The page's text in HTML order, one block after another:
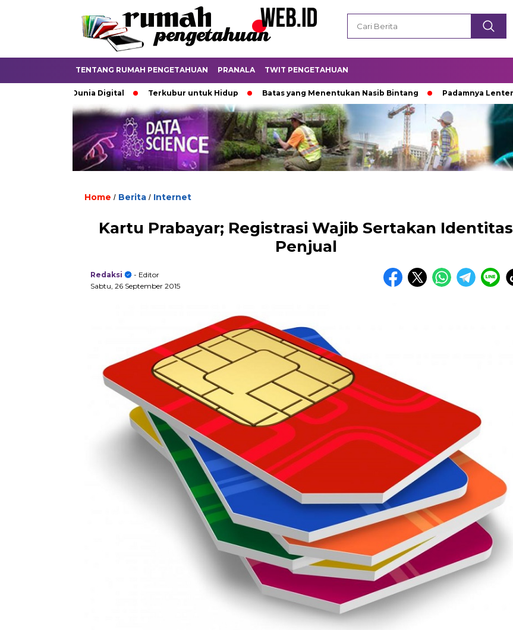
TENTANG RUMAH PENGETAHUAN PRANALA TWIT PENGETAHUAN
di Dunia Digital Terkubur untuk Hidup Batas yang Menentukan Nasib Bintang Padamnya Lentera Malam
Home / Berita / Internet
Kartu Prabayar; Registrasi Wajib Sertakan Identitas
Penjual
Redaksi
- Editor
Sabtu, 26 September 2015